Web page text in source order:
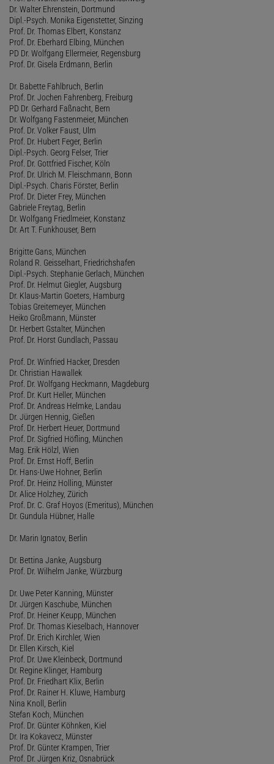
Dr. Walter Ehrenstein, Dortmund
Dipl.-Psych. Monika Eigenstetter, Sinzing
Prof. Dr. Thomas Elbert, Konstanz
Prof. Dr. Eberhard Elbing, München
PD Dr. Wolfgang Ellermeier, Regensburg
Prof. Dr. Gisela Erdmann, Berlin
Dr. Babette Fahlbruch, Berlin
Prof. Dr. Jochen Fahrenberg, Freiburg
PD Dr. Gerhard Faßnacht, Bern
Dr. Wolfgang Fastenmeier, München
Prof. Dr. Volker Faust, Ulm
Prof. Dr. Hubert Feger, Berlin
Dipl.-Psych. Georg Felser, Trier
Prof. Dr. Gottfried Fischer, Köln
Prof. Dr. Ulrich M. Fleischmann, Bonn
Dipl.-Psych. Charis Förster, Berlin
Prof. Dr. Dieter Frey, München
Gabriele Freytag, Berlin
Dr. Wolfgang Friedlmeier, Konstanz
Dr. Art T. Funkhouser, Bern
Brigitte Gans, München
Roland R. Geisselhart, Friedrichshafen
Dipl.-Psych. Stephanie Gerlach, München
Prof. Dr. Helmut Giegler, Augsburg
Dr. Klaus-Martin Goeters, Hamburg
Tobias Greitemeyer, München
Heiko Großmann, Münster
Dr. Herbert Gstalter, München
Prof. Dr. Horst Gundlach, Passau
Prof. Dr. Winfried Hacker, Dresden
Dr. Christian Hawallek
Prof. Dr. Wolfgang Heckmann, Magdeburg
Prof. Dr. Kurt Heller, München
Prof. Dr. Andreas Helmke, Landau
Dr. Jürgen Hennig, Gießen
Prof. Dr. Herbert Heuer, Dortmund
Prof. Dr. Sigfried Höfling, München
Mag. Erik Hölzl, Wien
Prof. Dr. Ernst Hoff, Berlin
Dr. Hans-Uwe Hohner, Berlin
Prof. Dr. Heinz Holling, Münster
Dr. Alice Holzhey, Zürich
Prof. Dr. C. Graf Hoyos (Emeritus), München
Dr. Gundula Hübner, Halle
Dr. Marin Ignatov, Berlin
Dr. Bettina Janke, Augsburg
Prof. Dr. Wilhelm Janke, Würzburg
Dr. Uwe Peter Kanning, Münster
Dr. Jürgen Kaschube, München
Prof. Dr. Heiner Keupp, München
Prof. Dr. Thomas Kieselbach, Hannover
Prof. Dr. Erich Kirchler, Wien
Dr. Ellen Kirsch, Kiel
Prof. Dr. Uwe Kleinbeck, Dortmund
Dr. Regine Klinger, Hamburg
Prof. Dr. Friedhart Klix, Berlin
Prof. Dr. Rainer H. Kluwe, Hamburg
Nina Knoll, Berlin
Stefan Koch, München
Prof. Dr. Günter Köhnken, Kiel
Dr. Ira Kokavecz, Münster
Prof. Dr. Günter Krampen, Trier
Prof. Dr. Jürgen Kriz, Osnabrück